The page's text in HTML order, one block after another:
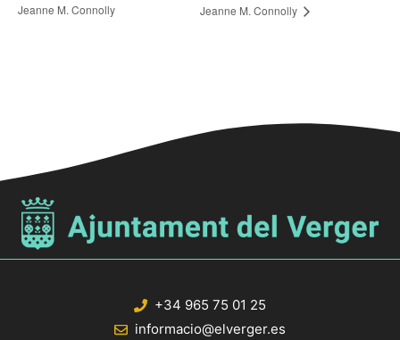
Jeanne M. Connolly
Jeanne M. Connolly
+34 965 75 01 25
informacio@elverger.es